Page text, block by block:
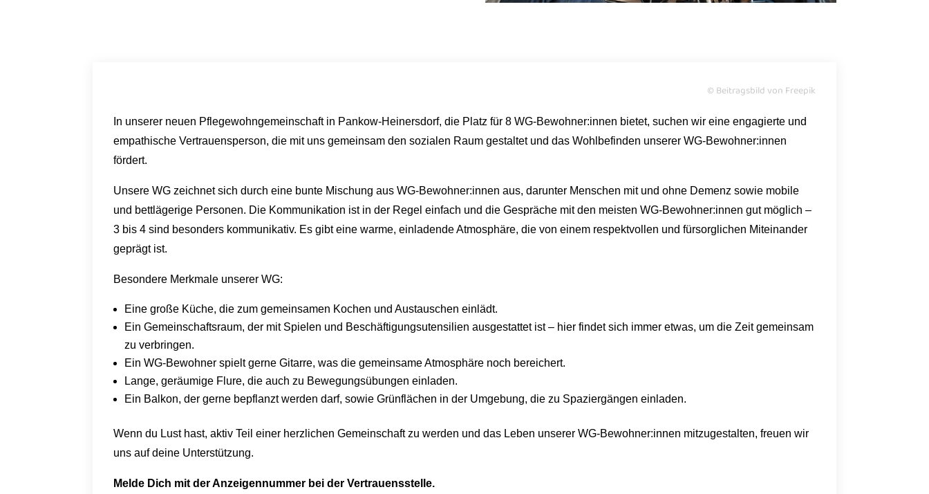
© Beitragsbild von Freepik
In unserer neuen Pflegewohngemeinschaft in Pankow-Heinersdorf, die Platz für 8 WG-Bewohner:innen bietet, suchen wir eine engagierte und
empathische Vertrauensperson, die mit uns gemeinsam den sozialen Raum gestaltet und das Wohlbefinden unserer WG-Bewohner:innen
fördert.
Unsere WG zeichnet sich durch eine bunte Mischung aus WG-Bewohner:innen aus, darunter Menschen mit und ohne Demenz sowie mobile
und bettlägerige Personen. Die Kommunikation ist in der Regel einfach und die Gespräche mit den meisten WG-Bewohner:innen gut möglich –
3 bis 4 sind besonders kommunikativ. Es gibt eine warme, einladende Atmosphäre, die von einem respektvollen und fürsorglichen Miteinander
geprägt ist.
Besondere Merkmale unserer WG:
Eine große Küche, die zum gemeinsamen Kochen und Austauschen einlädt.
Ein Gemeinschaftsraum, der mit Spielen und Beschäftigungsutensilien ausgestattet ist – hier findet sich immer etwas, um die Zeit gemeinsam
zu verbringen.
Ein WG-Bewohner spielt gerne Gitarre, was die gemeinsame Atmosphäre noch bereichert.
Lange, geräumige Flure, die auch zu Bewegungsübungen einladen.
Ein Balkon, der gerne bepflanzt werden darf, sowie Grünflächen in der Umgebung, die zu Spaziergängen einladen.
Wenn du Lust hast, aktiv Teil einer herzlichen Gemeinschaft zu werden und das Leben unserer WG-Bewohner:innen mitzugestalten, freuen wir
uns auf deine Unterstützung.
Melde Dich mit der Anzeigennummer bei der Vertrauensstelle.